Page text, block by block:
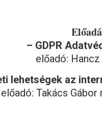
– GDPR
előadó:
lehetségek az
előadó: Takács